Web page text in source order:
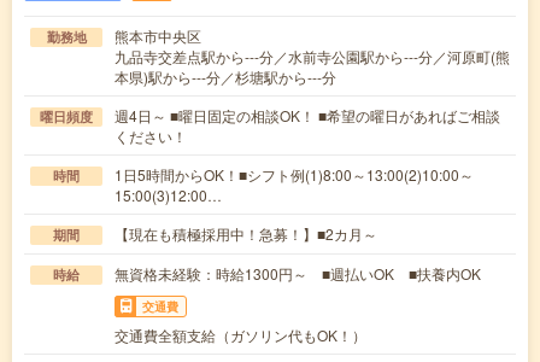
勤務地
熊本市中央区
九品寺交差点駅から---分／水前寺公園駅から---分／河原町(熊
本県)駅から---分／杉塘駅から---分
曜日頻度
週4日～ ■曜日固定の相談OK！ ■希望の曜日があればご相談
ください！
時間
1日5時間からOK！■シフト例(1)8:00～13:00(2)10:00～
15:00(3)12:00…
期間 【現在も積極採用中！急募！】■2カ月～
時給 無資格未経験：時給1300円～ ■週払いOK ■扶養内OK
交通費
交通費全額支給（ガソリン代もOK！）